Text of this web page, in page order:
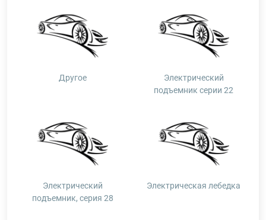
Другое
Электрический
подъемник серии 22
Электрический
подъемник, серия 28
Электрическая лебедка